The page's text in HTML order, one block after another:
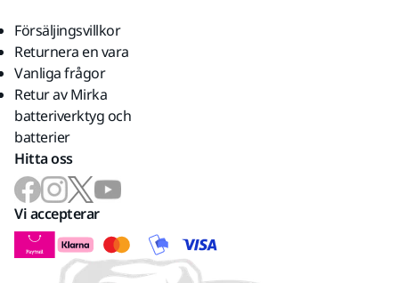
Försäljingsvillkor
Returnera en vara
Vanliga frågor
Retur av Mirka
batteriverktyg och
batterier
Hitta oss
Vi accepterar